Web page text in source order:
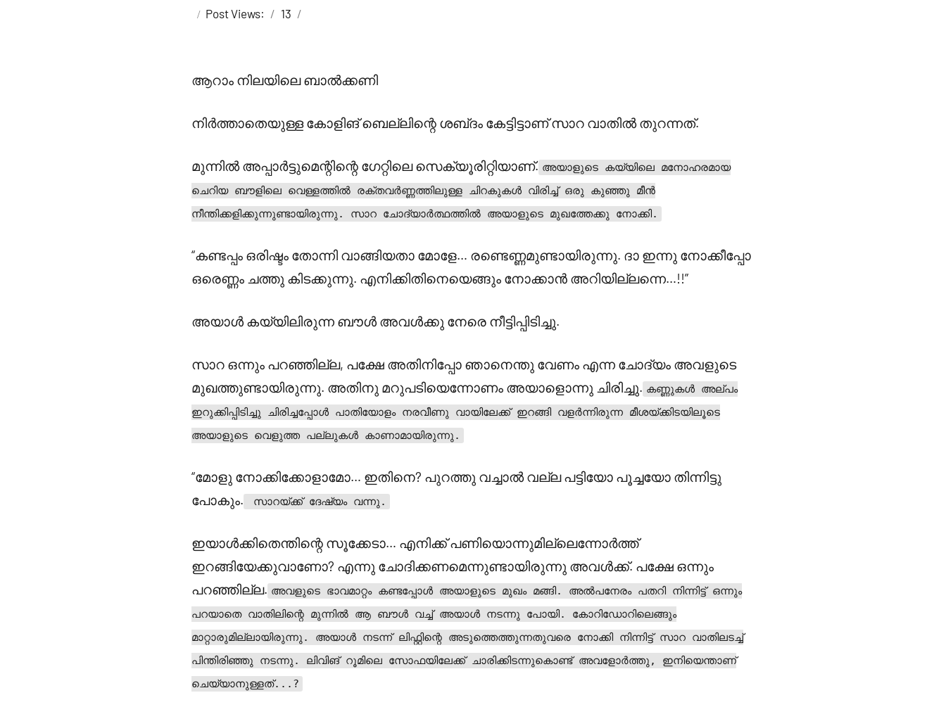
Post Views: 13
ആറാം നിലയിലെ ബാൽക്കണി
നിർത്താതെയുള്ള കോളിങ് ബെല്ലിന്റെ ശബ്‍ദം കേട്ടിട്ടാണ് സാറ വാതിൽ തുറന്നത്.
മുന്നിൽ അപ്പാർട്ടുമെന്റിന്റെ ഗേറ്റിലെ സെക്യൂരിറ്റിയാണ്. അയാളുടെ കയ്യിലെ മനോഹരമായ
ചെറിയ ബൗളിലെ വെള്ളത്തിൽ രക്തവർണ്ണത്തിലുള്ള ചിറകുകൾ വിരിച്ച് ഒരു കുഞ്ഞു മീൻ
നീന്തിക്കളിക്കുന്നുണ്ടായിരുന്നു. സാറ ചോദ്യാർത്ഥത്തിൽ അയാളുടെ മുഖത്തേക്കു നോക്കി.
“കണ്ടപ്പം ഒരിഷ്ടം തോന്നി വാങ്ങിയതാ മോളേ… രണ്ടെണ്ണമുണ്ടായിരുന്നു. ദാ ഇന്നു നോക്കീപ്പോ
ഒരെണ്ണം ചത്തു കിടക്കുന്നു. എനിക്കിതിനെയെങ്ങും നോക്കാൻ അറിയില്ലന്നെ…!!”
അയാൾ കയ്യിലിരുന്ന ബൗൾ അവൾക്കു നേരെ നീട്ടിപ്പിടിച്ചു.
സാറ ഒന്നും പറഞ്ഞില്ല, പക്ഷേ അതിനിപ്പോ ഞാനെന്തു വേണം എന്ന ചോദ്യം അവളുടെ
മുഖത്തുണ്ടായിരുന്നു. അതിനു മറുപടിയെന്നോണം അയാളൊന്നു ചിരിച്ചു. കണ്ണുകൾ അല്പം
ഇറുക്കിപ്പിടിച്ചു ചിരിച്ചപ്പോൾ പാതിയോളം നരവീണു വായിലേക്ക് ഇറങ്ങി വളർന്നിരുന്ന മീശയ്ക്കിടയിലൂടെ
അയാളുടെ വെളുത്ത പല്ലുകൾ കാണാമായിരുന്നു.
“മോളു നോക്കിക്കോളാമോ… ഇതിനെ? പുറത്തു വച്ചാൽ വല്ല പട്ടിയോ പൂച്ചയോ തിന്നിട്ടു
പോകും.
സാറയ്ക്ക് ദേഷ്യം വന്നു.
ഇയാൾക്കിതെന്തിന്റെ സൂക്കേടാ… എനിക്ക് പണിയൊന്നുമില്ലെന്നോർത്ത്
ഇറങ്ങിയേക്കുവാണോ? എന്നു ചോദിക്കണമെന്നുണ്ടായിരുന്നു അവൾക്ക്. പക്ഷേ ഒന്നും
പറഞ്ഞില്ല. അവളുടെ ഭാവമാറ്റം കണ്ടപ്പോൾ അയാളുടെ മുഖം മങ്ങി. അൽപനേരം പതറി നിന്നിട്ട് ഒന്നും
പറയാതെ വാതിലിന്റെ മുന്നിൽ ആ ബൗൾ വച്ച് അയാൾ നടന്നു പോയി. കോറിഡോറിലെങ്ങും
മാറ്റാരുമില്ലായിരുന്നു. അയാൾ നടന്ന് ലിഫ്റ്റിന്റെ അടുത്തെത്തുന്നതുവരെ നോക്കി നിന്നിട്ട് സാറ വാതിലടച്ച്
പിന്തിരിഞ്ഞു നടന്നു. ലിവിങ് റൂമിലെ സോഫയിലേക്ക് ചാരിക്കിടന്നുകൊണ്ട് അവളോർത്തു, ഇനിയെന്താണ്
ചെയ്യാനുള്ളത്...?